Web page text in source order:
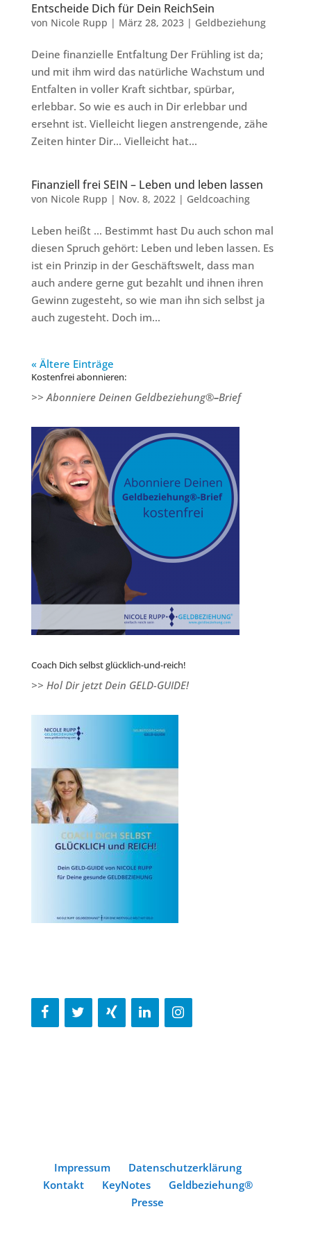
Entscheide Dich für Dein ReichSein
von Nicole Rupp | März 28, 2023| Geldbeziehung
Deine finanzielle Entfaltung Der Frühling ist da;
und mit ihm wird das natürliche Wachstum und
Entfalten in voller Kraft sichtbar, spürbar,
erlebbar. So wie es auch in Dir erlebbar und
ersehnt ist. Vielleicht liegen anstrengende, zähe
Zeiten hinter Dir… Vielleicht hat...
Finanziell frei SEIN – Leben und leben lassen
von Nicole Rupp | Nov. 8, 2022| Geldcoaching
Leben heißt … Bestimmt hast Du auch schon mal
diesen Spruch gehört: Leben und leben lassen. Es
ist ein Prinzip in der Geschäftswelt, dass man
auch andere gerne gut bezahlt und ihnen ihren
Gewinn zugesteht, so wie man ihn sich selbst ja
auch zugesteht. Doch im...
« Ältere Einträge
Kostenfrei abonnieren:
>> Abonniere Deinen Geldbeziehung®–Brief
Coach Dich selbst glücklich-und-reich!
>> Hol Dir jetzt Dein GELD-GUIDE!
Impressum
Datenschutzerklärung
Kontakt
KeyNotes
Geldbeziehung®
Presse